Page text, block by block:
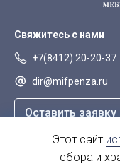
Свяжитесь с нами
+7(8412) 20-20-37
dir@mifpenza.ru
Оставить заявку
Этот сайт
сбора и